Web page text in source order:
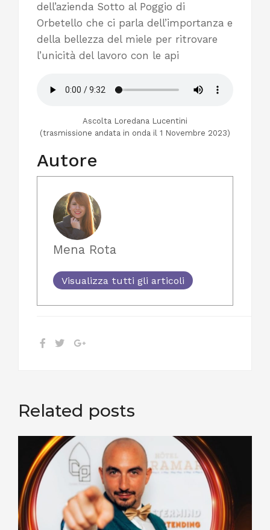
dell’azienda Sotto al Poggio di
Orbetello che ci parla dell’importanza e
della bellezza del miele per ritrovare
l’unicità del lavoro con le api
Ascolta Loredana Lucentini
(trasmissione andata in onda il 1 Novembre 2023)
Autore
Mena Rota
Visualizza tutti gli articoli
Related posts